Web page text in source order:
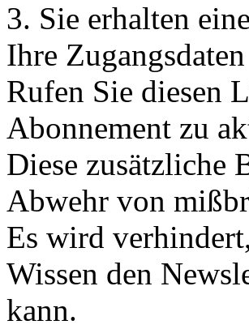
3. Sie erhalten
Ihre
Rufen Sie diesen
Abonnement zu
Diese zusätzliche
Abwehr von
Es wird
Wissen den
kann.